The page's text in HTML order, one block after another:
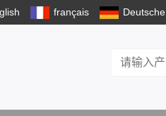
français Deutsche